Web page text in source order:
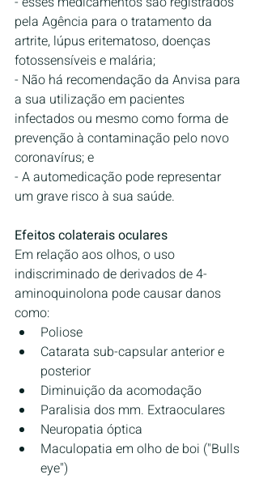
pela Agência para o tratamento da
artrite, lúpus eritematoso, doenças
fotossensíveis e malária;
- Não há recomendação da Anvisa para
a sua utilização em pacientes
infectados ou mesmo como forma de
prevenção à contaminação pelo novo
coronavírus; e
- A automedicação pode representar
um grave risco à sua saúde.
Efeitos colaterais oculares
Em relação aos olhos, o uso
indiscriminado de derivados de 4-
aminoquinolona pode causar danos
como:
Poliose
Catarata sub-capsular anterior e
posterior
Diminuição da acomodação
Paralisia dos mm. Extraoculares
Neuropatia óptica
Maculopatia em olho de boi ("Bulls
eye")